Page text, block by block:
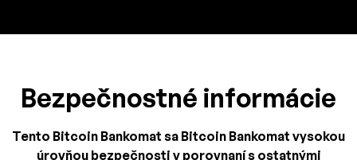
Bezpečnostné informácie
Tento Bitcoin Bankomat sa Bitcoin Bankomat vysokou
úrovňou bezpečnosti v porovnaní s ostatnými